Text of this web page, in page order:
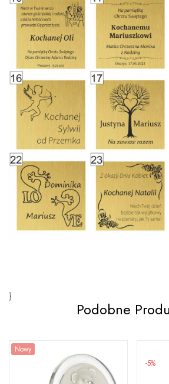
}
Podobne
Nowy
-5%